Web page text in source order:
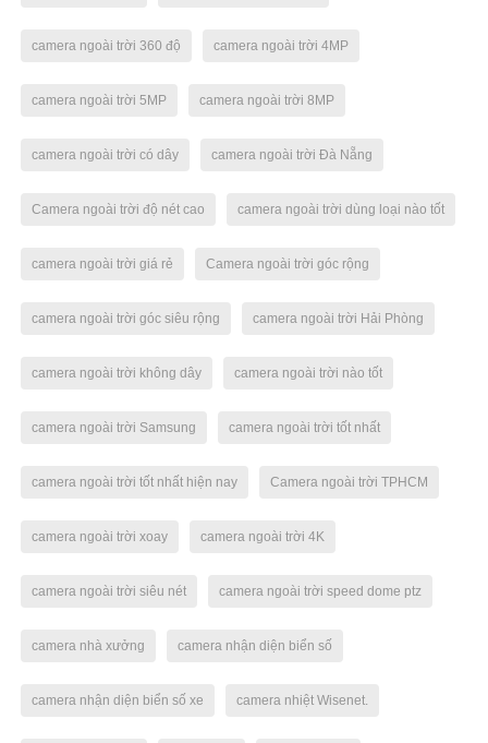
camera ngoài trời 360 độ camera ngoài trời 4MP
camera ngoài trời 5MP camera ngoài trời 8MP
camera ngoài trời có dây camera ngoài trời Đà Nẵng
Camera ngoài trời độ nét cao camera ngoài trời dùng loại nào tốt
camera ngoài trời giá rẻ Camera ngoài trời góc rộng
camera ngoài trời góc siêu rộng camera ngoài trời Hải Phòng
camera ngoài trời không dây camera ngoài trời nào tốt
camera ngoài trời Samsung camera ngoài trời tốt nhất
camera ngoài trời tốt nhất hiện nay Camera ngoài trời TPHCM
camera ngoài trời xoay camera ngoài trời 4K
camera ngoài trời siêu nét camera ngoài trời speed dome ptz
camera nhà xưởng camera nhận diện biển số
camera nhận diện biển số xe camera nhiệt Wisenet.